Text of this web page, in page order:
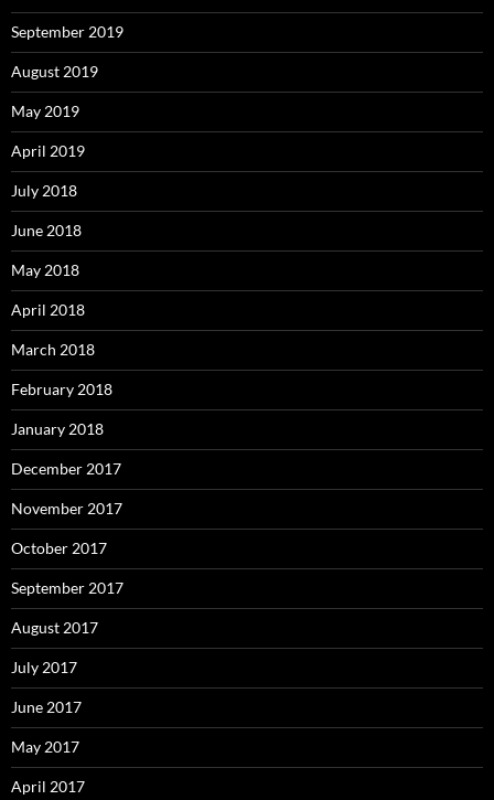
September 2019
August 2019
May 2019
April 2019
July 2018
June 2018
May 2018
April 2018
March 2018
February 2018
January 2018
December 2017
November 2017
October 2017
September 2017
August 2017
July 2017
June 2017
May 2017
April 2017